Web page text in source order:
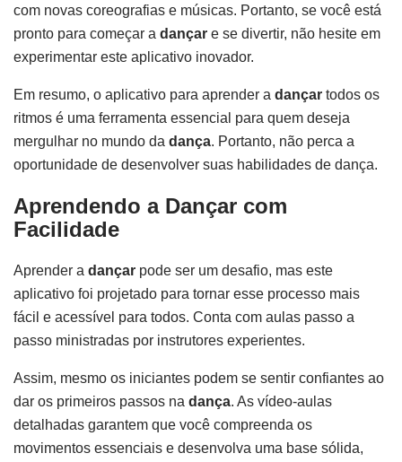
com novas coreografias e músicas. Portanto, se você está
pronto para começar a dançar e se divertir, não hesite em
experimentar este aplicativo inovador.
Em resumo, o aplicativo para aprender a dançar todos os
ritmos é uma ferramenta essencial para quem deseja
mergulhar no mundo da dança. Portanto, não perca a
oportunidade de desenvolver suas habilidades de dança.
Aprendendo a Dançar com
Facilidade
Aprender a dançar pode ser um desafio, mas este
aplicativo foi projetado para tornar esse processo mais
fácil e acessível para todos. Conta com aulas passo a
passo ministradas por instrutores experientes.
Assim, mesmo os iniciantes podem se sentir confiantes ao
dar os primeiros passos na dança. As vídeo-aulas
detalhadas garantem que você compreenda os
movimentos essenciais e desenvolva uma base sólida,